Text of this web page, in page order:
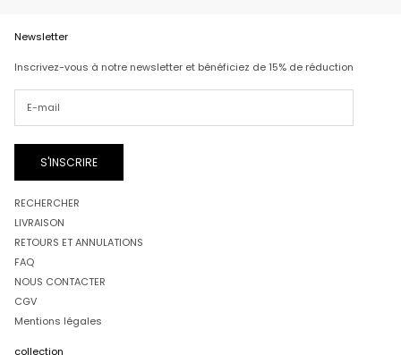
Newsletter
Inscrivez-vous à notre newsletter et bénéficiez de 15% de réduction
S'INSCRIRE
RECHERCHER
LIVRAISON
RETOURS ET ANNULATIONS
FAQ
NOUS CONTACTER
CGV
Mentions légales
collection